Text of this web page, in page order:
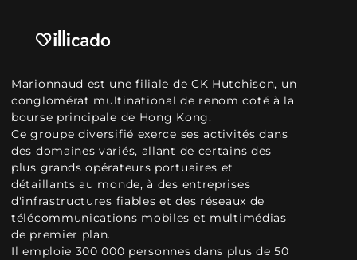
Marionnaud est une filiale de CK Hutchison, un
conglomérat multinational de renom coté à la
bourse principale de Hong Kong.
Ce groupe diversifié exerce ses activités dans
des domaines variés, allant de certains des
plus grands opérateurs portuaires et
détaillants au monde, à des entreprises
d'infrastructures fiables et des réseaux de
télécommunications mobiles et multimédias
de premier plan.
Il emploie 300 000 personnes dans plus de 50